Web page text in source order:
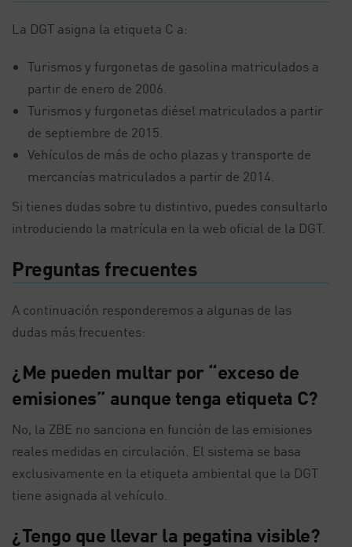
La DGT asigna la etiqueta C a:
Turismos y furgonetas de gasolina matriculados a
partir de enero de 2006.
Turismos y furgonetas diésel matriculados a partir
de septiembre de 2015.
Vehículos de más de ocho plazas y transporte de
mercancías matriculados a partir de 2014.
Si tienes dudas sobre tu distintivo, puedes consultarlo
introduciendo la matrícula en la web oficial de la DGT.
Preguntas frecuentes
A continuación responderemos a algunas de las
dudas más frecuentes:
¿Me pueden multar por “exceso de
emisiones” aunque tenga etiqueta C?
No, la ZBE no sanciona en función de las emisiones
reales medidas en circulación. El sistema se basa
exclusivamente en la etiqueta ambiental que la DGT
tiene asignada al vehículo.
¿Tengo que llevar la pegatina visible?